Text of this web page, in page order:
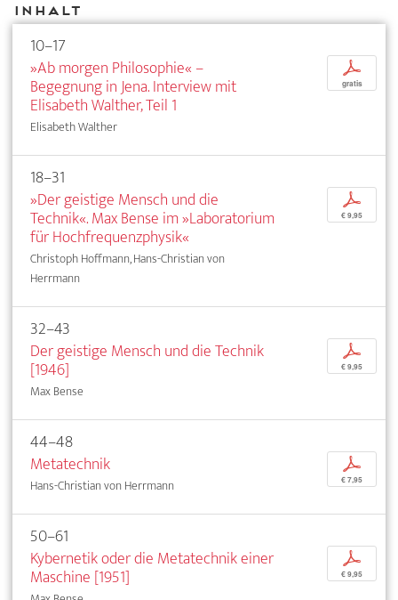
Inhalt
10–17
»Ab morgen Philosophie« –
Begegnung in Jena. Interview mit
Elisabeth Walther, Teil 1
Elisabeth Walther
p
gratis
18–31
»Der geistige Mensch und die
Technik«. Max Bense im »Laboratorium
für Hochfrequenzphysik«
Christoph Hoffmann, Hans-Christian von
Herrmann
p
€ 9,95
32–43
Der geistige Mensch und die Technik
[1946]
Max Bense
p
€ 9,95
44–48
Metatechnik
Hans-Christian von Herrmann
p
€ 7,95
50–61
Kybernetik oder die Metatechnik einer
Maschine [1951]
p
€ 9,95